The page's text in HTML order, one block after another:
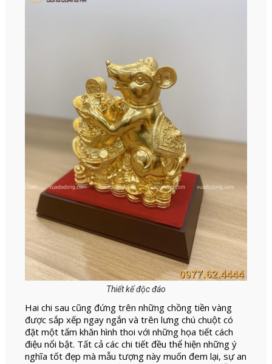
Thiết kế độc đáo
Hai chi sau cũng đứng trên những chồng tiền vàng
được sắp xếp ngay ngắn và trên lưng chú chuột có
đặt một tấm khăn hình thoi với những họa tiết cách
điệu nổi bật. Tất cả các chi tiết đều thể hiện những ý
nghĩa tốt đẹp mà mẫu tượng này muốn đem lại, sự an